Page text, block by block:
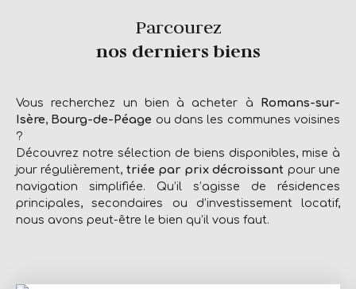
Parcourez
nos derniers biens
Vous recherchez un bien à acheter à Romans-sur-
Isère, Bourg-de-Péage ou dans les communes voisines
?
Découvrez notre sélection de biens disponibles, mise à
jour régulièrement, triée par prix décroissant pour une
navigation simplifiée. Qu’il s’agisse de résidences
principales, secondaires ou d’investissement locatif,
nous avons peut-être le bien qu’il vous faut.